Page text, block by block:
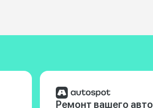
Ремонт вашего авто